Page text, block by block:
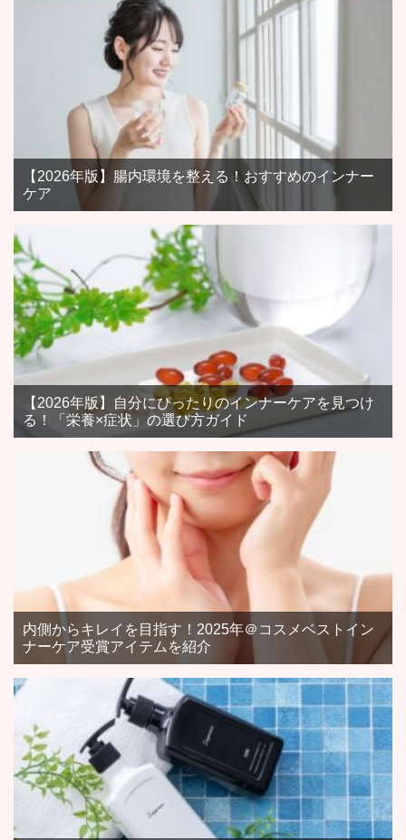
【2026年版】腸内環境を整える！おすすめのインナー
ケア
【2026年版】自分にぴったりのインナーケアを見つけ
る！「栄養×症状」の選び方ガイド
内側からキレイを目指す！2025年＠コスメベストイン
ナーケア受賞アイテムを紹介